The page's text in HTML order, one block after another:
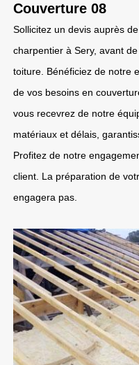
Couverture 08
Sollicitez un devis auprès
charpentier à Sery, avant
toiture. Bénéficiez de notre
de vos besoins en
vous recevrez de notre
matériaux et délais,
Profitez de notre
client. La préparation de
engagera pas.